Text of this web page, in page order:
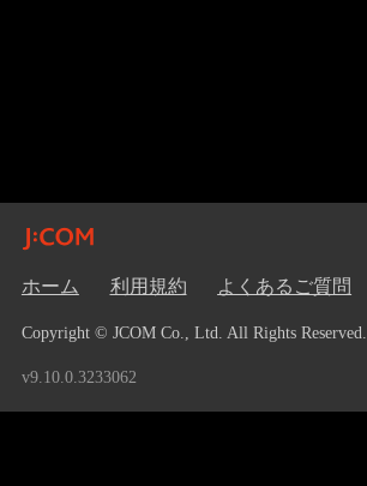
ホーム 利用規約 よくあるご質問
Copyright © JCOM Co., Ltd. All Rights Reserved.
v9.10.0.3233062